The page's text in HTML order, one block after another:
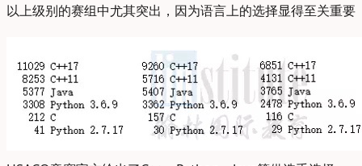
以上级别的赛组中尤其突出，因为语言上的选择显得至关重要